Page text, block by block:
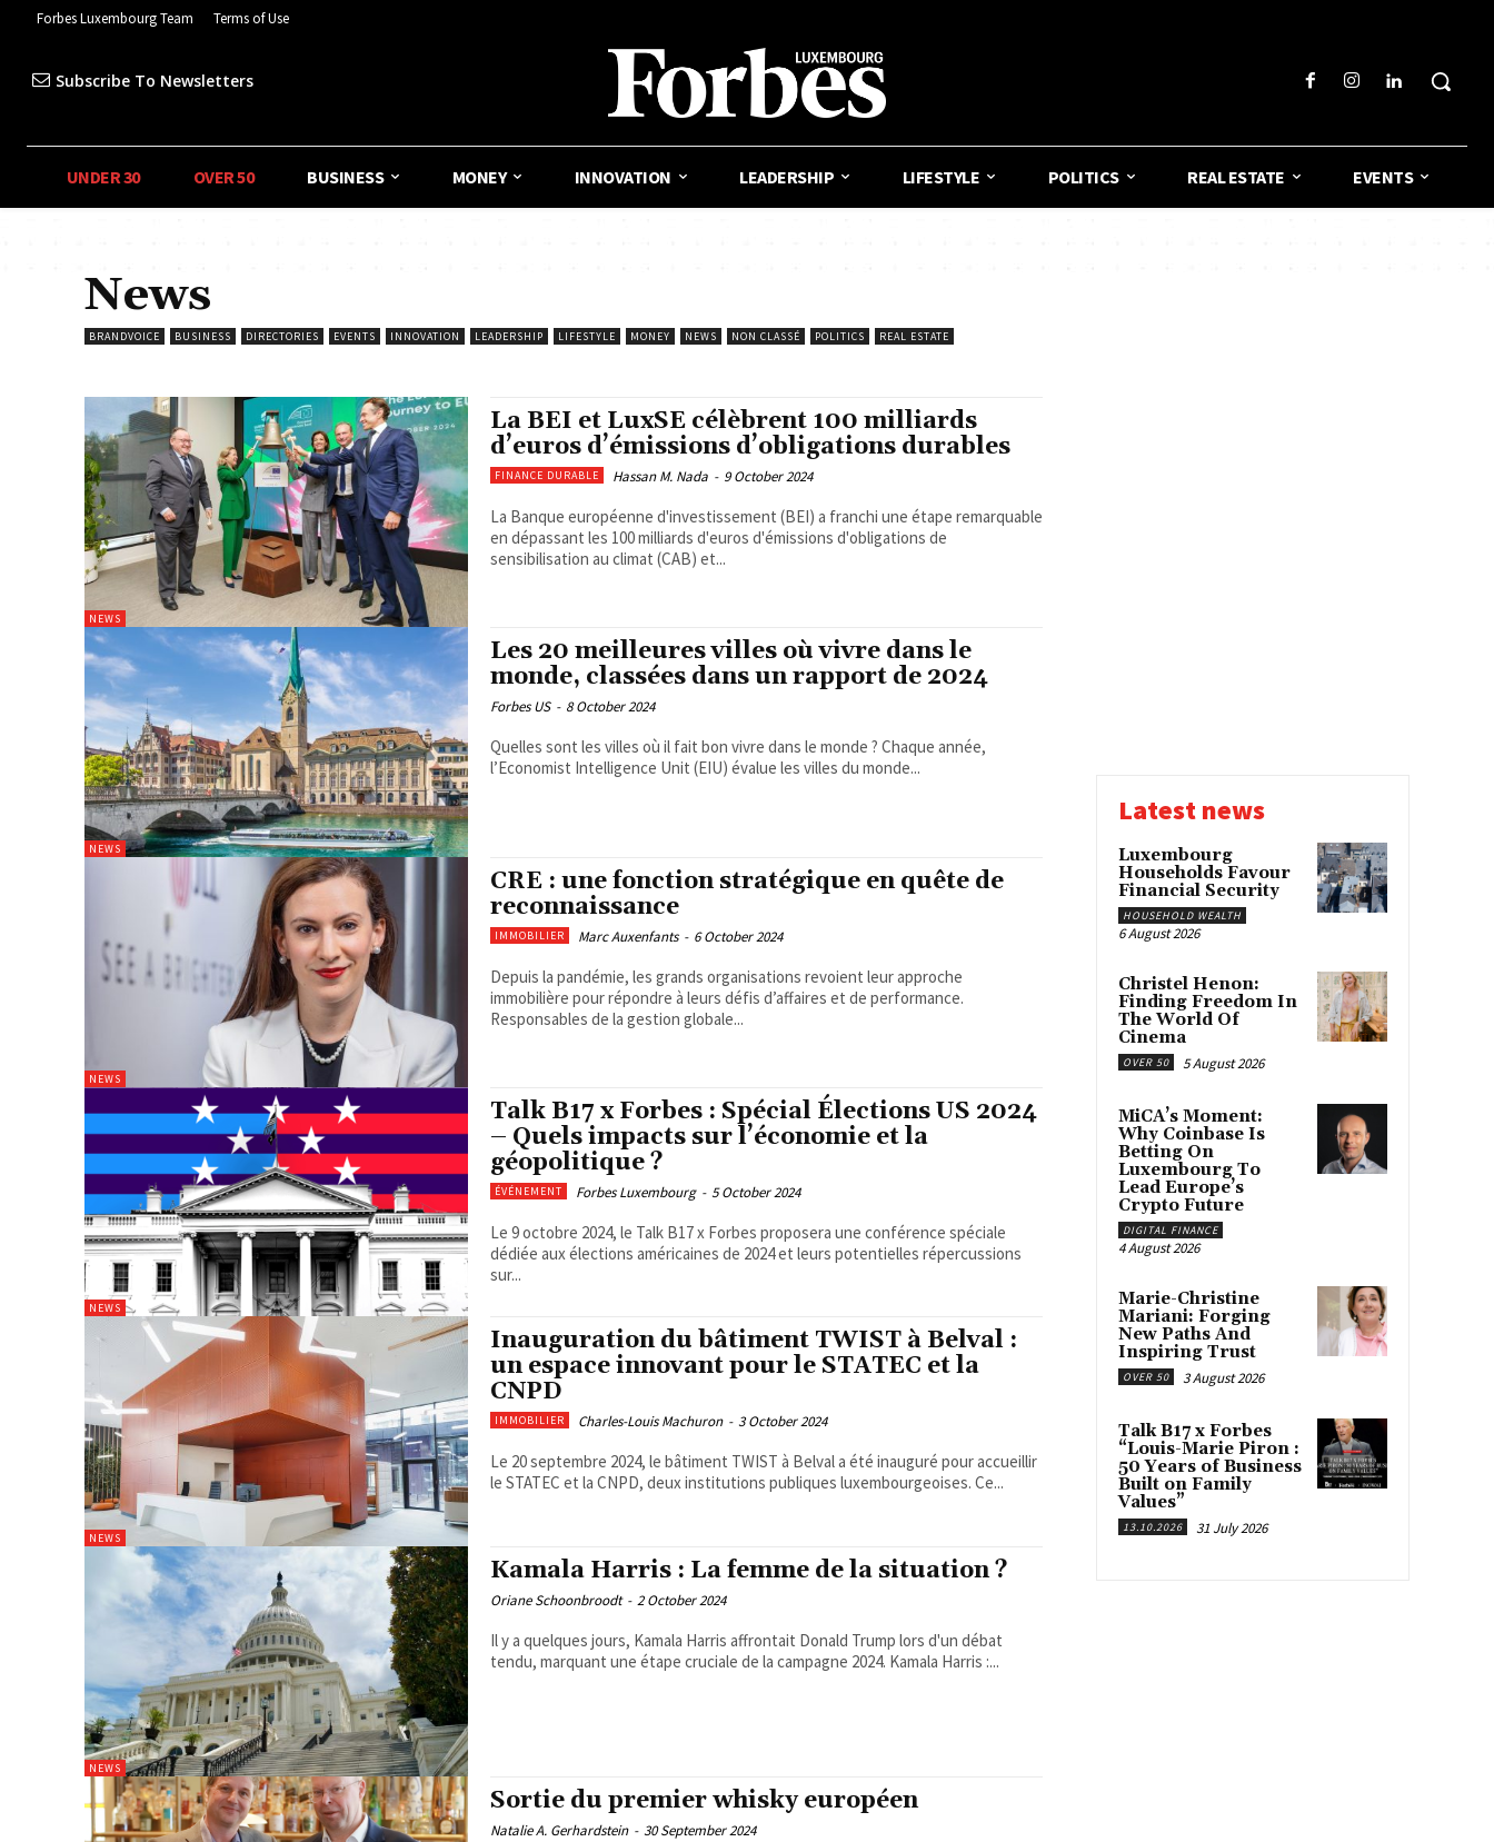
Forbes Luxembourg Team Terms of Use
Subscribe To Newsletters
UNDER 30 OVER 50 BUSINESS MONEY INNOVATION LEADERSHIP LIFESTYLE POLITICS REAL ESTATE EVENTS
News
BRANDVOICE BUSINESS DIRECTORIES EVENTS INNOVATION LEADERSHIP LIFESTYLE MONEY NEWS NON CLASSÉ POLITICS REAL ESTATE
NEWS
La BEI et LuxSE célèbrent 100 milliards
d’euros d’émissions d’obligations durables
FINANCE DURABLE Hassan M. Nada - 9 October 2024
La Banque européenne d'investissement (BEI) a franchi une étape remarquable
en dépassant les 100 milliards d'euros d'émissions d'obligations de
sensibilisation au climat (CAB) et...
NEWS
Les 20 meilleures villes où vivre dans le
monde, classées dans un rapport de 2024
Forbes US - 8 October 2024
Quelles sont les villes où il fait bon vivre dans le monde ? Chaque année,
l’Economist Intelligence Unit (EIU) évalue les villes du monde...
NEWS
CRE : une fonction stratégique en quête de
reconnaissance
IMMOBILIER Marc Auxenfants - 6 October 2024
Depuis la pandémie, les grands organisations revoient leur approche
immobilière pour répondre à leurs défis d’affaires et de performance.
Responsables de la gestion globale...
NEWS
Talk B17 x Forbes : Spécial Élections US 2024
– Quels impacts sur l’économie et la
géopolitique ?
ÉVÉNEMENT Forbes Luxembourg - 5 October 2024
Le 9 octobre 2024, le Talk B17 x Forbes proposera une conférence spéciale
dédiée aux élections américaines de 2024 et leurs potentielles répercussions
sur...
NEWS
Inauguration du bâtiment TWIST à Belval :
un espace innovant pour le STATEC et la
CNPD
IMMOBILIER Charles-Louis Machuron - 3 October 2024
Le 20 septembre 2024, le bâtiment TWIST à Belval a été inauguré pour accueillir
le STATEC et la CNPD, deux institutions publiques luxembourgeoises. Ce...
NEWS
Kamala Harris : La femme de la situation ?
Oriane Schoonbroodt - 2 October 2024
Il y a quelques jours, Kamala Harris affrontait Donald Trump lors d'un débat
tendu, marquant une étape cruciale de la campagne 2024. Kamala Harris :...
Sortie du premier whisky européen
Natalie A. Gerhardstein - 30 September 2024
Latest news
Luxembourg
Households Favour
Financial Security
HOUSEHOLD WEALTH
6 August 2026
Christel Henon:
Finding Freedom In
The World Of
Cinema
OVER 50 5 August 2026
MiCA’s Moment:
Why Coinbase Is
Betting On
Luxembourg To
Lead Europe’s
Crypto Future
DIGITAL FINANCE
4 August 2026
Marie-Christine
Mariani: Forging
New Paths And
Inspiring Trust
OVER 50 3 August 2026
Talk B17 x Forbes
“Louis-Marie Piron :
50 Years of Business
Built on Family
Values”
13.10.2026 31 July 2026